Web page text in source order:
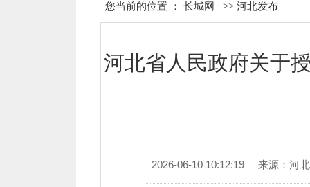
您当前的位置 ： 长城网 >> 河北发布
河北省人民政府关于
2026-06-10 10:12:19 来源：河